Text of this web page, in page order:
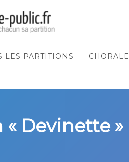
LES PARTITIONS CHORALE
Devinette »